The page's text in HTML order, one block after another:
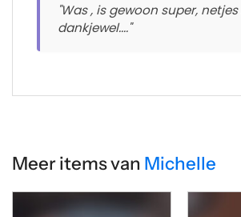
"Was , is gewoon super,
dankjewel...."
Meer items van Michelle